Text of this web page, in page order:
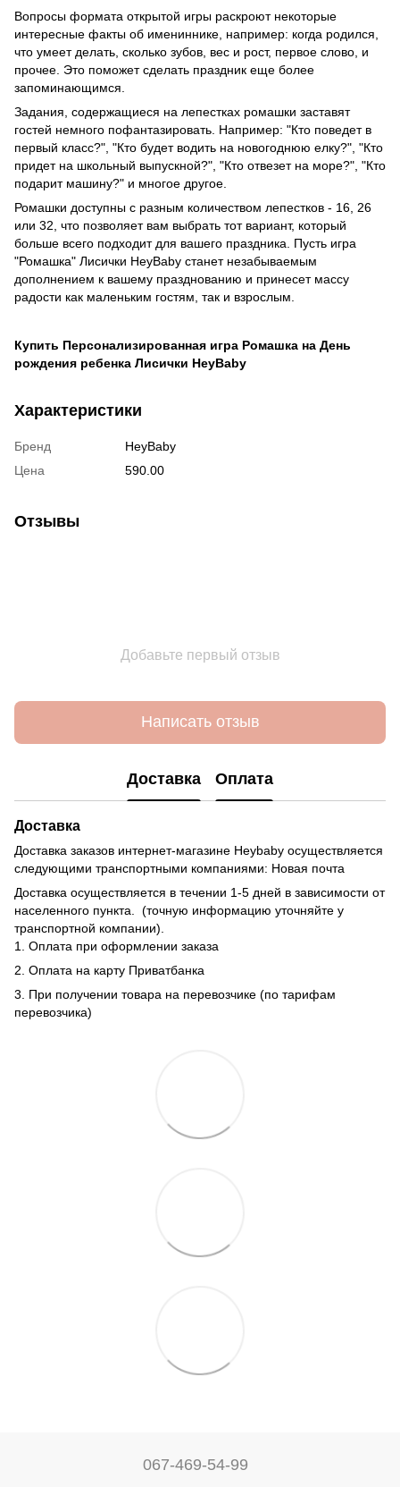
Вопросы формата открытой игры раскроют некоторые
интересные факты об имениннике, например: когда родился,
что умеет делать, сколько зубов, вес и рост, первое слово, и
прочее. Это поможет сделать праздник еще более
запоминающимся.
Задания, содержащиеся на лепестках ромашки заставят
гостей немного пофантазировать. Например: "Кто поведет в
первый класс?", "Кто будет водить на новогоднюю елку?", "Кто
придет на школьный выпускной?", "Кто отвезет на море?", "Кто
подарит машину?" и многое другое.
Ромашки доступны с разным количеством лепестков - 16, 26
или 32, что позволяет вам выбрать тот вариант, который
больше всего подходит для вашего праздника. Пусть игра
"Ромашка" Лисички HeyBaby станет незабываемым
дополнением к вашему празднованию и принесет массу
радости как маленьким гостям, так и взрослым.
Купить Персонализированная игра Ромашка на День
рождения ребенка Лисички HeyBaby
Характеристики
Бренд
HeyBaby
Цена
590.00
Отзывы
Добавьте первый отзыв
Написать отзыв
Доставка Оплата
Доставка
Доставка заказов интернет-магазине Heybaby осуществляется
следующими транспортными компаниями: Новая почта
Доставка осуществляется в течении 1-5 дней в зависимости от
населенного пункта. (точную информацию уточняйте у
транспортной компании).
1. Оплата при оформлении заказа
2. Оплата на карту Приватбанка
3. При получении товара на перевозчике (по тарифам
перевозчика)
067-469-54-99